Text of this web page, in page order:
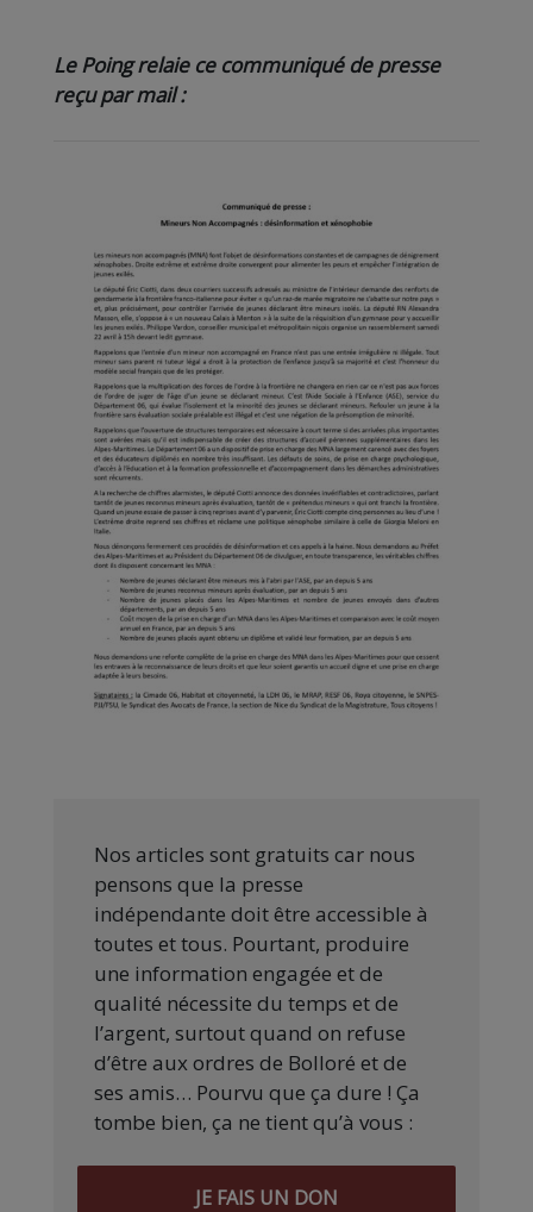
Le Poing relaie ce communiqué de presse
reçu par mail :
Nos articles sont gratuits car nous
pensons que la presse
indépendante doit être accessible à
toutes et tous. Pourtant, produire
une information engagée et de
qualité nécessite du temps et de
l’argent, surtout quand on refuse
d’être aux ordres de Bolloré et de
ses amis… Pourvu que ça dure ! Ça
tombe bien, ça ne tient qu’à vous :
JE FAIS UN DON